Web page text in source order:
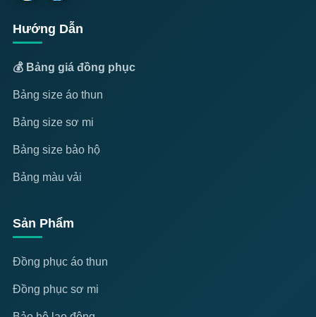
Hướng Dẫn
💰 Bảng giá đồng phục
Bảng size áo thun
Bảng size sơ mi
Bảng size bảo hộ
Bảng màu vải
Sản Phẩm
Đồng phục áo thun
Đồng phục sơ mi